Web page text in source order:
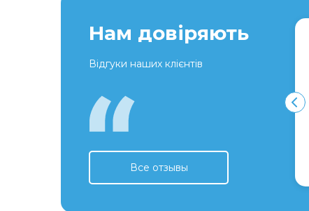
Нам довіряють
Відгуки наших клієнтів
Все отзывы